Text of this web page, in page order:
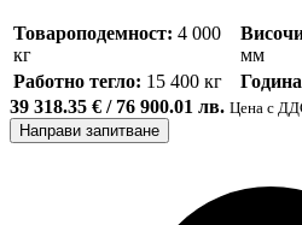
Товароподемност: 4 000
кг
мм
Работно тегло: 15 400 кг
39 318.35 € / 76 900.01 лв. Цена с
Направи запитване